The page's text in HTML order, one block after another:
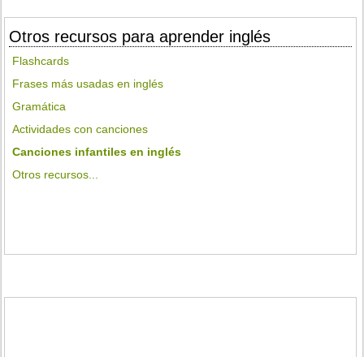
Otros recursos para aprender inglés
Flashcards
Frases más usadas en inglés
Gramática
Actividades con canciones
Canciones infantiles en inglés
Otros recursos...